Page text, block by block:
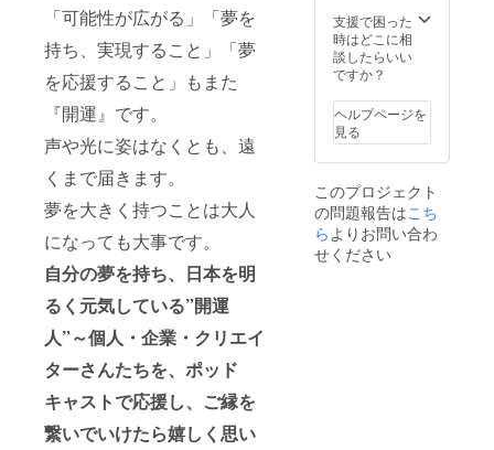
「可能性が広がる」「夢を
持ち、実現すること」「夢
を応援すること」もまた
『開運』です。
声や光に姿はなくとも、遠
くまで届きます。
夢を大きく持つことは大人
になっても大事です。
自分の夢を持ち、日本を明
るく元気している”開運
人”～個人・企業・クリエイ
ターさんたちを、ポッド
キャストで応援し、ご縁を
繋いでいけたら嬉しく思い
支援で困った
時はどこに相
談したらいい
ですか？
ヘルプページを
見る
このプロジェクト
の問題報告はこち
ら よりお問い合わ
せください